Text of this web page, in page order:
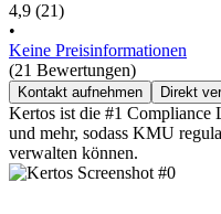
4,9 (21)
•
Keine Preisinformationen
(21 Bewertungen)
Kontakt aufnehmen Direkt
Kertos ist die #1
und mehr, sodass KMU
verwalten können.